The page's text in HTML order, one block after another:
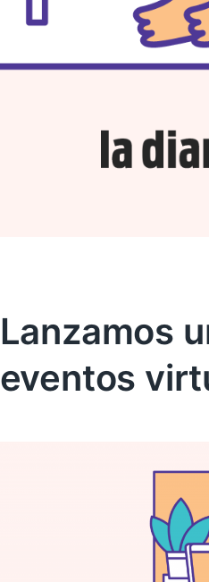
Lanzamos
eventos